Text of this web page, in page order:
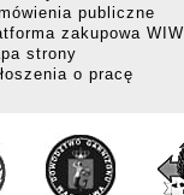
publiczne
zakupowa WIW
strony
o pracę